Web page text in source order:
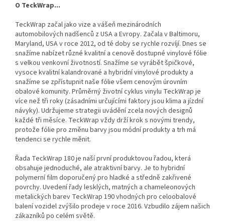
O TeckWrap...
TeckWrap začal jako vize a vášeň mezinárodních
automobilových nadšenců z USA a Evropy. Začala v Baltimoru,
Maryland, USA v roce 2012, od té doby se rychle rozvíjí. Dnes se
snažíme nabízet různé kvalitní a cenově dostupné vinylové fólie
s velkou venkovní životností. Snažíme se vyrábět špičkové,
vysoce kvalitní kalandrované a hybridní vinylové produkty a
snažíme se zpřístupnit naše fólie všem cenovým úrovním
obalové komunity. Průměrný životní cyklus vinylu TeckWrap je
více než tři roky (zásadními určujícími faktory jsou klima a jízdní
návyky). Udržujeme strategii uvádění zcela nových designů
každé tři měsíce. TeckWrap vždy drží krok s novými trendy,
protože fólie pro změnu barvy jsou módní produkty a trh má
tendenci se rychle měnit.
Řada TeckWrap 180 je naší první produktovou řadou, která
obsahuje jednoduché, ale atraktivní barvy. Je to hybridní
polymerní film doporučený pro hladké a středně zakřivené
povrchy. Uvedení řady lesklých, matných a chameleonových
metalických barev TeckWrap 190 vhodných pro celoobalové
balení vozidel zvýšilo prodeje v roce 2016. Vzbudilo zájem našich
zákazníků po celém světě.